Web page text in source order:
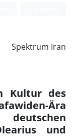
Spektrum Iran
Kultur des
Ära
und